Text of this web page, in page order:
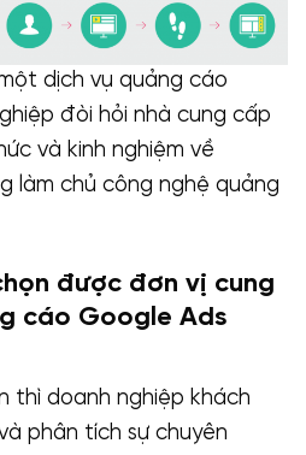
dịch vụ quảng cáo
đòi hỏi nhà cung cấp
và kinh nghiệm về
làm chủ công nghệ quảng
được đơn vị cung
cáo Google Ads
thì doanh nghiệp khách
phân tích sự chuyên